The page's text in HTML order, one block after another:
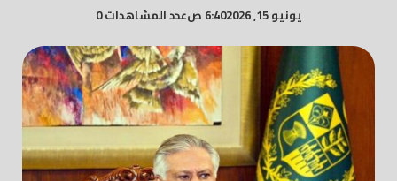
يونيو 15, 2026 6:40 ص عدد المشاهدات 0